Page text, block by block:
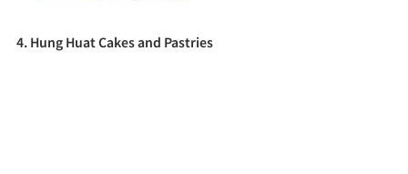
4. Hung Huat Cakes and Pastries